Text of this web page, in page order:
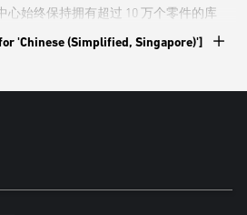
心始终保持拥有超过 10 万个零件的库
'Chinese (Simplified, Singapore)']